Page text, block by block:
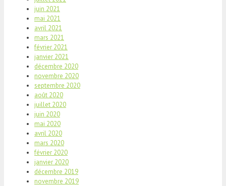
juin 2021
mai 2021
avril 2021
mars 2021
février 2021
janvier 2021
décembre 2020
novembre 2020
septembre 2020
août 2020
juillet 2020
juin 2020
mai 2020
avril 2020
mars 2020
février 2020
janvier 2020
décembre 2019
novembre 2019